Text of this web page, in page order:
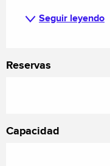
Seguir leyendo
Reservas
Capacidad